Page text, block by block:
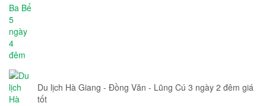
Du lịch Hà Giang - Đồng Văn - Lũng Cú 3 ngày 2 đêm giá
tốt